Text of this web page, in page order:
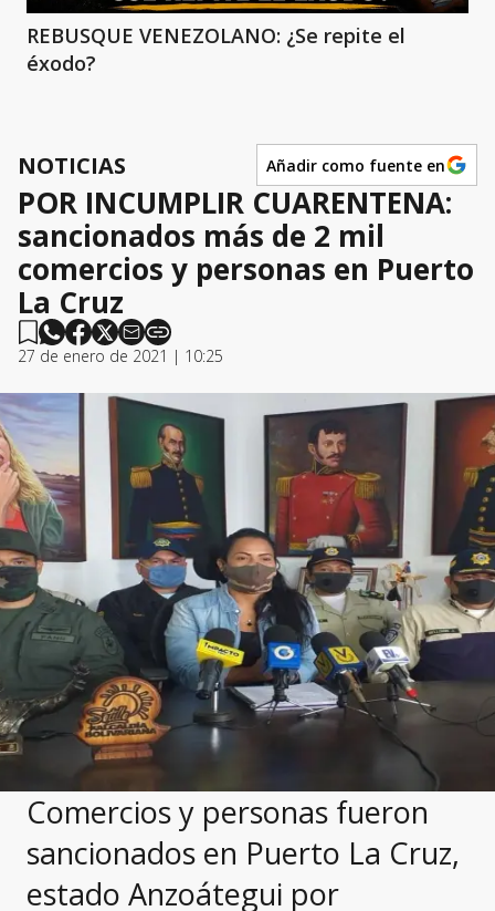
REBUSQUE VENEZOLANO: ¿Se repite el
éxodo?
NOTICIAS Añadir como fuente en
POR INCUMPLIR CUARENTENA:
sancionados más de 2 mil
comercios y personas en Puerto
La Cruz
27 de enero de 2021 | 10:25
Comercios y personas fueron
sancionados en Puerto La Cruz,
estado Anzoátegui por